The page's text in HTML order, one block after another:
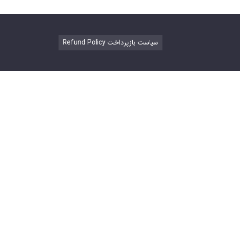
Refund Policy سیاست بازپرداخت